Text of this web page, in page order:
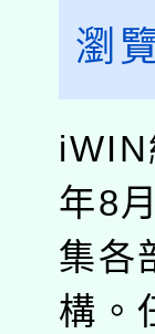
瀏
年8
集各
構。